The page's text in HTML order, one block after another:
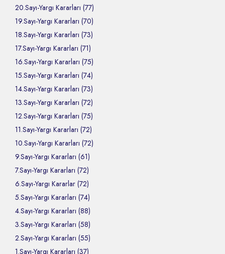
20.Sayı-Yargı Kararları (77)
19.Sayı-Yargı Kararları (70)
18.Sayı-Yargı Kararları (73)
17.Sayı-Yargı Kararları (71)
16.Sayı-Yargı Kararları (75)
15.Sayı-Yargı Kararları (74)
14.Sayı-Yargı Kararları (73)
13.Sayı-Yargı Kararları (72)
12.Sayı-Yargı Kararları (75)
11.Sayı-Yargı Kararları (72)
10.Sayı-Yargı Kararları (72)
9.Sayı-Yargı Kararları (61)
7.Sayı-Yargı Kararları (72)
6.Sayı-Yargı Kararlar (72)
5.Sayı-Yargı Kararları (74)
4.Sayı-Yargı Kararları (88)
3.Sayı-Yargı Kararları (58)
2.Sayı-Yargı Kararları (55)
1.Sayı-Yargı Kararları (37)